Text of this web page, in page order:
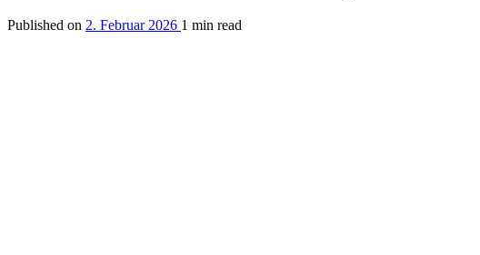
Published on 2. Februar 2026 1 min read